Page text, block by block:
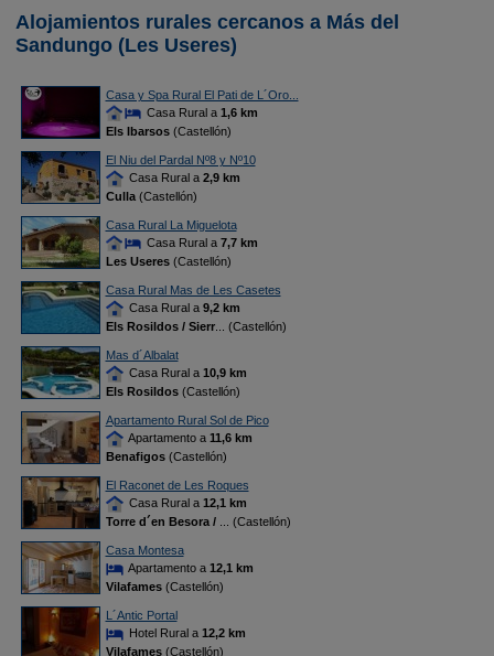
Alojamientos rurales cercanos a Más del
Sandungo (Les Useres)
Casa y Spa Rural El Pati de L´Oro...
Casa Rural a 1,6 km
Els Ibarsos(Castellón)
El Niu del Pardal Nº8 y Nº10
Casa Rural a 2,9 km
Culla(Castellón)
Casa Rural La Miguelota
Casa Rural a 7,7 km
Les Useres(Castellón)
Casa Rural Mas de Les Casetes
Casa Rural a 9,2 km
Els Rosildos / Sierr... (Castellón)
Mas d´Albalat
Casa Rural a 10,9 km
Els Rosildos(Castellón)
Apartamento Rural Sol de Pico
Apartamento a 11,6 km
Benafigos(Castellón)
El Raconet de Les Roques
Casa Rural a 12,1 km
Torre d´en Besora /
... (Castellón)
Casa Montesa
Apartamento a 12,1 km
Vilafames(Castellón)
L´Antic Portal
Hotel Rural a 12,2 km
Vilafames(Castellón)